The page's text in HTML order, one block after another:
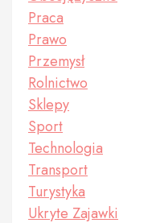
Praca
Prawo
Przemysł
Rolnictwo
Sklepy
Sport
Technologia
Transport
Turystyka
Ukryte Zajawki